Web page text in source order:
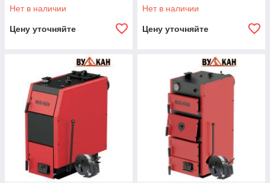
Нет в наличии
Цену уточняйте
Нет в наличии
Цену уточняйте